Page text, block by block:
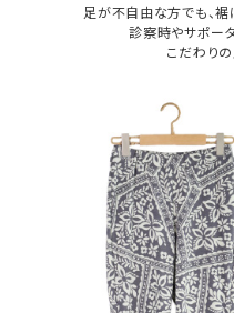
足が不自由な方でも、
診察時やサポー
こだわりの